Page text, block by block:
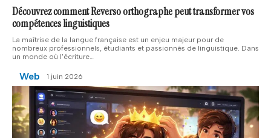
Découvrez comment Reverso orthographe peut transformer vos
compétences linguistiques
La maîtrise de la langue française est un enjeu majeur pour de
nombreux professionnels, étudiants et passionnés de linguistique. Dans
un monde où l'écriture…
Web 1 juin 2026